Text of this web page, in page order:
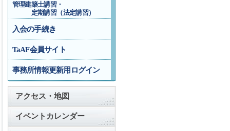
管理建築士講習・
定期講習（法定講習）
入会の手続き
TaAF会員サイト
事務所情報更新用ログイン
アクセス・地図
イベントカレンダー